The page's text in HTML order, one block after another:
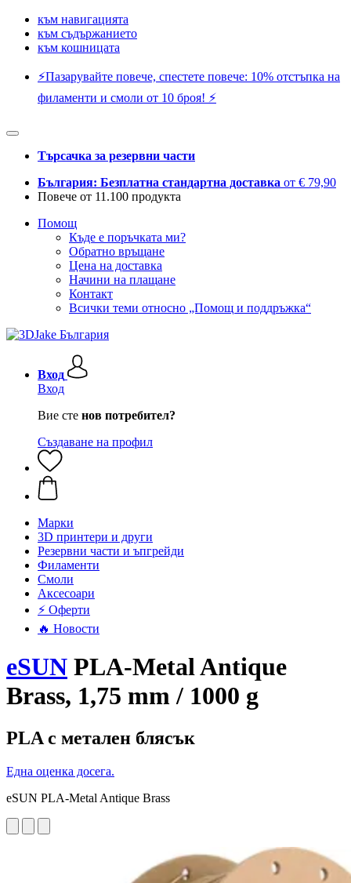
към навигацията
към съдържанието
към кошницата
⚡️Пазарувайте повече, спестете повече: 10% отстъпка на
филаменти и смоли от 10 броя! ⚡️
Търсачка за резервни части
България: Безплатна стандартна доставка от € 79,90
Повече от 11.100 продукта
Помощ
Къде е поръчката ми?
Обратно връщане
Цена на доставка
Начини на плащане
Контакт
Всички теми относно „Помощ и поддръжка“
Вход
Вход
Вие сте нов потребител?
Създаване на профил
Mарки
3D принтери и други
Резервни части и ъпгрейди
Филаменти
Смоли
Аксесоари
⚡ Оферти
🔥 Новости
eSUN PLA-Metal Antique
Brass, 1,75 mm / 1000 g
PLA с метален блясък
Една оценка досега.
eSUN PLA-Metal Antique Brass